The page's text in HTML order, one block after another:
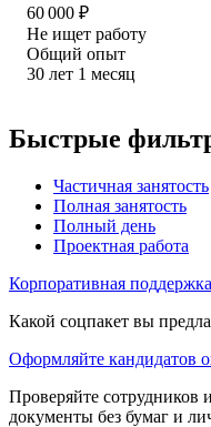
60 000 ₽
Не ищет работу
Общий опыт
30 лет 1 месяц
Быстрые
Частичная занятость
Полная занятость
Полный день
Проектная работа
Корпоративная
Какой соцпакет вы
Оформляйте кандидатов
Проверяйте сотрудников
документы без бумаг и